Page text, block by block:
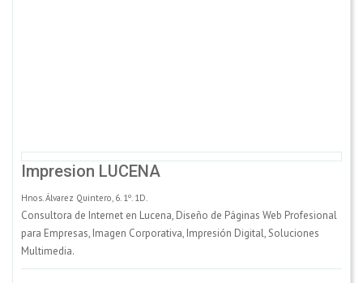
Impresion LUCENA
Hnos. Álvarez Quintero, 6. 1º. 1D.
Consultora de Internet en Lucena, Diseño de Páginas Web Profesional
para Empresas, Imagen Corporativa, Impresión Digital, Soluciones
Multimedia.